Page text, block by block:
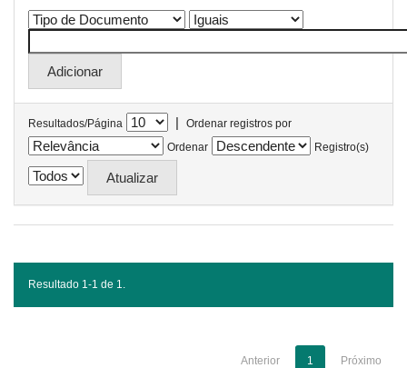
Resultados/Página |
Ordenar registros por
Ordenar
Registro(s)
Resultado 1-1 de 1.
Anterior 1 Próximo